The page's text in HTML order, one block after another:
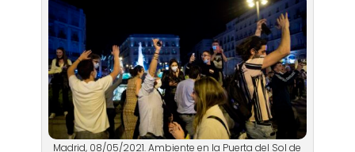
Madrid, 08/05/2021. Ambiente en la Puerta del Sol de